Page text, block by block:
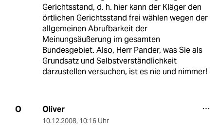
Gerichtsstand, d. h. hier kann der Kläger den
örtlichen Gerichtsstand frei wählen wegen der
allgemeinen Abrufbarkeit der
Meinungsäußerung im gesamten
Bundesgebiet. Also, Herr Pander, was Sie als
Grundsatz und Selbstverständlichkeit
darzustellen versuchen, ist es nie und nimmer!
O Oliver
10.12.2008, 10:16 Uhr